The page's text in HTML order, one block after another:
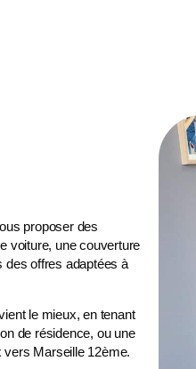
proposer des
voiture, unecouverture
des offres adaptées à
le mieux, en tenant
de résidence, ou une
vers Marseille 12ème.